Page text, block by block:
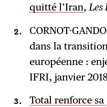
quitté l’Iran, Les
CORNOT-
dans la
européenne :
IFRI, janvier
Total renforce